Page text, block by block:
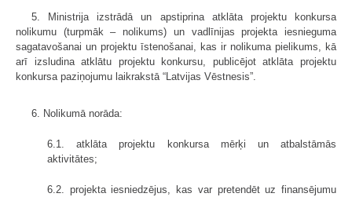
5. Ministrija izstrādā un apstiprina atklāta projektu konkursa
nolikumu (turpmāk – nolikums) un vadlīnijas projekta iesnieguma
sagatavošanai un projektu īstenošanai, kas ir nolikuma pielikums, kā
arī izsludina atklātu projektu konkursu, publicējot atklāta projektu
konkursa paziņojumu laikrakstā “Latvijas Vēstnesis”.
6. Nolikumā norāda:
6.1. atklāta projektu konkursa mērķi un atbalstāmās
aktivitātes;
6.2. projekta iesniedzējus, kas var pretendēt uz finansējumu